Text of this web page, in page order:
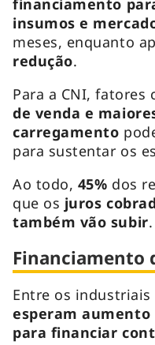
insumos e
meses, enquanto
redução.
Para a CNI, fatores
de venda e
carregamento
para sustentar os
Ao todo, 45% dos
que os juros
também vão subir.
Financiamento
Entre os
esperam
para financiar